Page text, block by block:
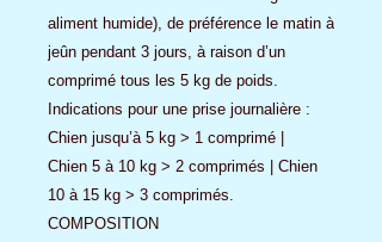
aliment humide), de préférence le matin à
jeûn pendant 3 jours, à raison d’un
comprimé tous les 5 kg de poids.
Indications pour une prise journalière :
Chien jusqu’à 5 kg > 1 comprimé |
Chien 5 à 10 kg > 2 comprimés | Chien
10 à 15 kg > 3 comprimés.
COMPOSITION